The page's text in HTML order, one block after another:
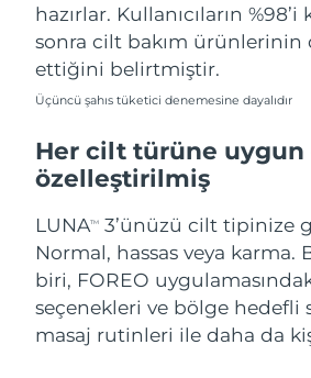
hazırlar. Kullanıcıların
sonra cilt bakım ürünlerinin
ettiğini belirtmiştir.
Üçüncü şahıs tüketici denemesine dayalıdır
Her cilt türüne uygun
özelleştirilmiş
LUNATM
3’ünüzü cilt tipinize
Normal, hassas veya karma.
biri, FOREO
seçenekleri ve bölge hedefli
masaj rutinleri ile daha da
Özbekistan
Vietnam